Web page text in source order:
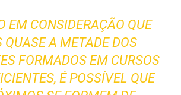
EM CONSIDERAÇÃO QUE
QUASE A METADE DOS
FORMADOS EM CURSOS
É POSSÍVEL QUE